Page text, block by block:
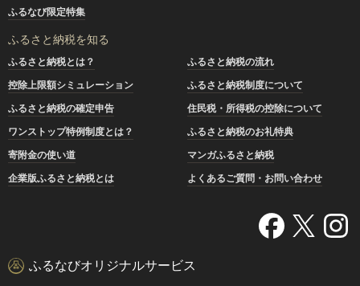
ふるなび限定特集
ふるさと納税を知る
ふるさと納税とは？
ふるさと納税の流れ
控除上限額シミュレーション
ふるさと納税制度について
ふるさと納税の確定申告
住民税・所得税の控除について
ワンストップ特例制度とは？
ふるさと納税のお礼特典
寄附金の使い道
マンガふるさと納税
企業版ふるさと納税とは
よくあるご質問・お問い合わせ
ふるなびオリジナルサービス